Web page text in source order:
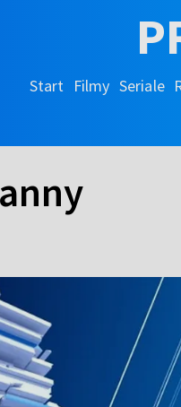
Start Filmy Seriale